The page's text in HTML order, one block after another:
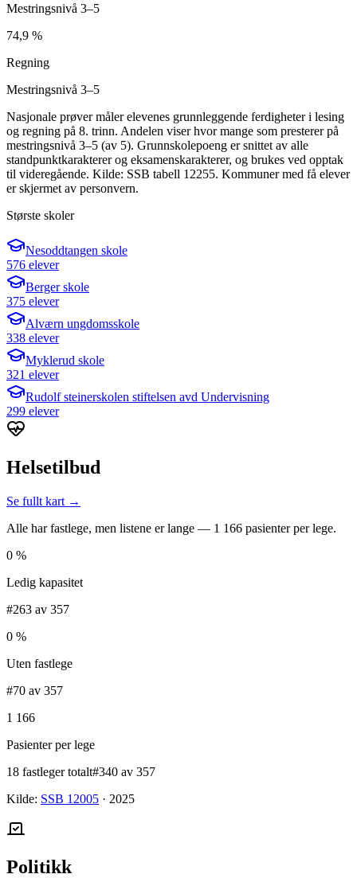
Mestringsnivå 3–5
74,9 %
Regning
Mestringsnivå 3–5
Nasjonale prøver måler elevenes grunnleggende ferdigheter i lesing
og regning på 8. trinn. Andelen viser hvor mange som presterer på
mestringsnivå 3–5 (av 5). Grunnskolepoeng er snittet av alle
standpunktkarakterer og eksamenskarakterer, og brukes ved opptak
til videregående. Kilde: SSB tabell 12255. Kommuner med få elever
er skjermet av personvern.
Største skoler
Nesoddtangen skole
576 elever
Berger skole
375 elever
Alværn ungdomsskole
338 elever
Myklerud skole
321 elever
Rudolf steinerskolen stiftelsen avd Undervisning
299 elever
Helsetilbud
Se fullt kart →
Alle har fastlege, men listene er lange — 1 166 pasienter per lege.
0 %
Ledig kapasitet
#263 av 357
0 %
Uten fastlege
#70 av 357
1 166
Pasienter per lege
18 fastleger totalt#340 av 357
Kilde: SSB 12005 · 2025
Politikk